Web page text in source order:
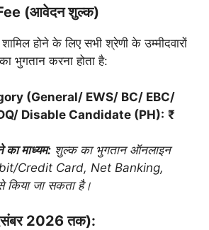
(आवेदन शुल्क)
शामिल होने के लिए सभी श्रेणी के उम्मीदवारों
भुगतान करना होता है:
(General/ EWS/ BC/ EBC/
Disable Candidate (PH): ₹
का माध्यम: शुल्क का भुगतान ऑनलाइन
Credit Card, Net Banking,
से किया जा सकता है।
2026 तक):